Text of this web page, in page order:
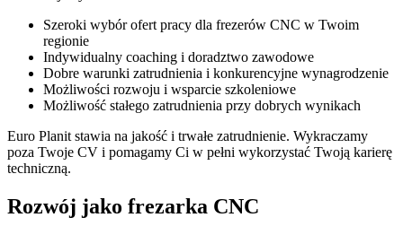
Szeroki wybór ofert pracy dla frezerów CNC w Twoim
regionie
Indywidualny coaching i doradztwo zawodowe
Dobre warunki zatrudnienia i konkurencyjne wynagrodzenie
Możliwości rozwoju i wsparcie szkoleniowe
Możliwość stałego zatrudnienia przy dobrych wynikach
Euro Planit stawia na jakość i trwałe zatrudnienie. Wykraczamy
poza Twoje CV i pomagamy Ci w pełni wykorzystać Twoją karierę
techniczną.
Rozwój jako frezarka CNC